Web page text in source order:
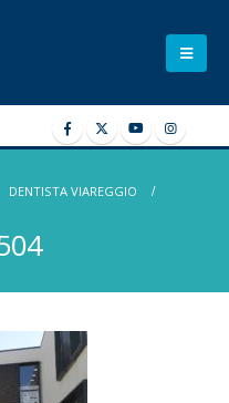
DENTISTA VIAREGGIO